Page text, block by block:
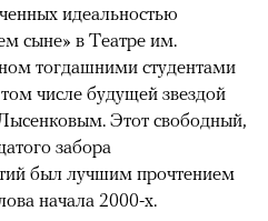
идеальностью
сыне» в Театре им.
тогдашними студентами
числе будущей звездой
Этот свободный,
забора
был лучшим прочтением
начала 2000-х.